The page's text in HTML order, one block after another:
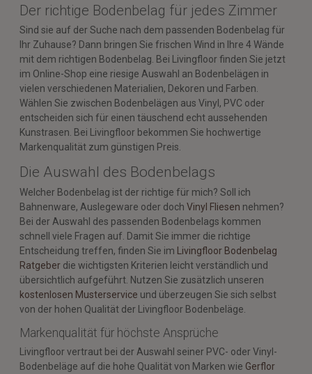
Der richtige Bodenbelag für jedes Zimmer
Sind sie auf der Suche nach dem passenden Bodenbelag für
Ihr Zuhause? Dann bringen Sie frischen Wind in Ihre 4 Wände
mit dem richtigen Bodenbelag. Bei Livingfloor finden Sie jetzt
im Online-Shop eine riesige Auswahl an Bodenbelägen in
vielen verschiedenen Materialien, Dekoren und Farben.
Wählen Sie zwischen Bodenbelägen aus Vinyl, PVC oder
entscheiden sich für einen täuschend echt aussehenden
Kunstrasen. Bei Livingfloor bekommen Sie hochwertige
Markenqualität zum günstigen Preis.
Die Auswahl des Bodenbelags
Welcher Bodenbelag ist der richtige für mich? Soll ich
Bahnenware, Auslegeware oder doch Vinyl Fliesen nehmen?
Bei der Auswahl des passenden Bodenbelags kommen
schnell viele Fragen auf. Damit Sie immer die richtige
Entscheidung treffen, finden Sie im
Livingfloor Bodenbelag
Ratgeber die wichtigsten Kriterien leicht verständlich und
übersichtlich aufgeführt. Nutzen Sie zusätzlich unseren
kostenlosen Musterservice und überzeugen Sie sich selbst
von der hohen Qualität der Livingfloor Bodenbeläge.
Markenqualität für höchste Ansprüche
Livingfloor vertraut bei der Auswahl seiner PVC- oder Vinyl-
Bodenbeläge auf die hohe Qualität von Marken wie Gerflor